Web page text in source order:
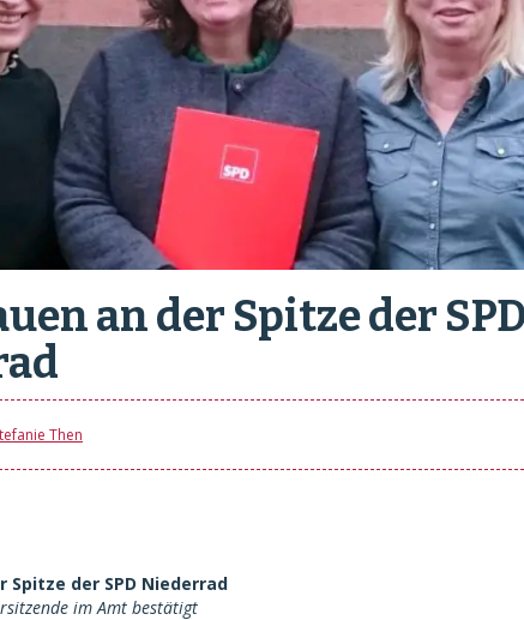
an der Spitze der SPD
Then
Spitze der SPD Niederrad
im Amt bestätigt